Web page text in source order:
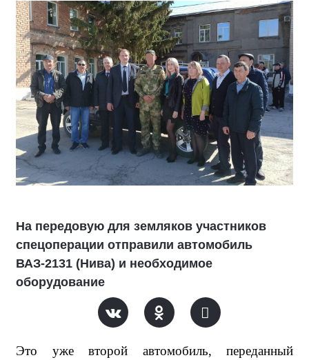
На передовую для земляков участников
спецоперации отправили автомобиль
ВАЗ-2131 (Нива) и необходимое
оборудование
Это уже второй автомобиль, переданный